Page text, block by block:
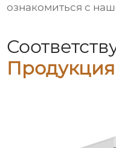
ознакомиться с
Продукция